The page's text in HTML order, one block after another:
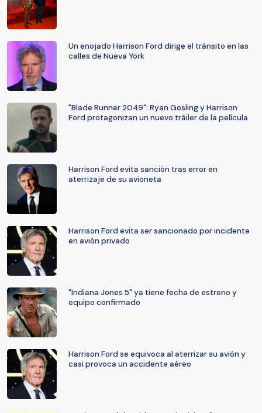
Un enojado Harrison Ford dirige el tránsito en las
calles de Nueva York
"Blade Runner 2049": Ryan Gosling y Harrison
Ford protagonizan un nuevo tráiler de la película
Harrison Ford evita sanción tras error en
aterrizaje de su avioneta
Harrison Ford evita ser sancionado por incidente
en avión privado
"Indiana Jones 5" ya tiene fecha de estreno y
equipo confirmado
Harrison Ford se equivoca al aterrizar su avión y
casi provoca un accidente aéreo